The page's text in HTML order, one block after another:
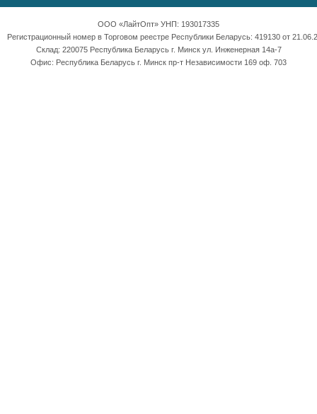
ООО «ЛайтОпт» УНП: 193017335
Регистрационный номер в Торговом реестре Республики Беларусь: 419130 от
Склад: 220075 Республика Беларусь г. Минск ул. Инженерная 14а-7
Офис: Республика Беларусь г. Минск пр-т Независимости 169 оф. 703